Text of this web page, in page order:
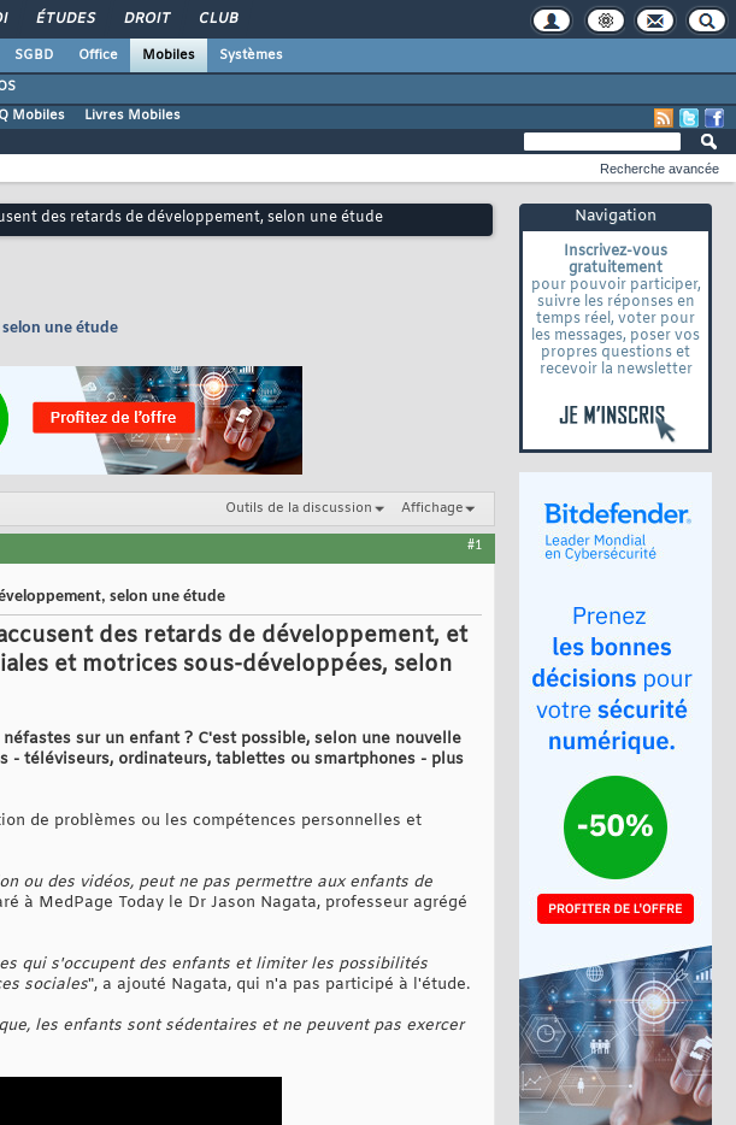
ÉTUDES DROIT CLUB
SGBD Office Mobiles
Systèmes
Mobiles Livres Mobiles
Navigation
Inscrivez-vous
gratuitement
pour pouvoir participer,
suivre les réponses en
temps réel, voter pour
les messages, poser vos
propres questions et
recevoir la newsletter
Recherche avancée
des retards de développement, selon une étude
une étude
Outils de la discussion Affichage
#1
selon une étude
des retards de développement, et
et motrices sous-développées, selon
sur un enfant ? C'est possible, selon une nouvelle
téléviseurs, ordinateurs, tablettes ou smartphones - plus
de problèmes ou les compétences personnelles et
ou des vidéos, peut ne pas permettre aux enfants de
à MedPage Today le Dr Jason Nagata, professeur agrégé
qui s'occupent des enfants et limiter les possibilités
sociales", a ajouté Nagata, qui n'a pas participé à l'étude.
les enfants sont sédentaires et ne peuvent pas exercer